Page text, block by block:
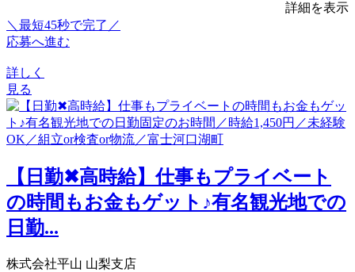
詳細を表示
＼最短45秒で完了／
応募へ進む
詳しく
見る
【日勤✖高時給】仕事もプライベート
の時間もお金もゲット♪有名観光地での
日勤...
株式会社平山 山梨支店